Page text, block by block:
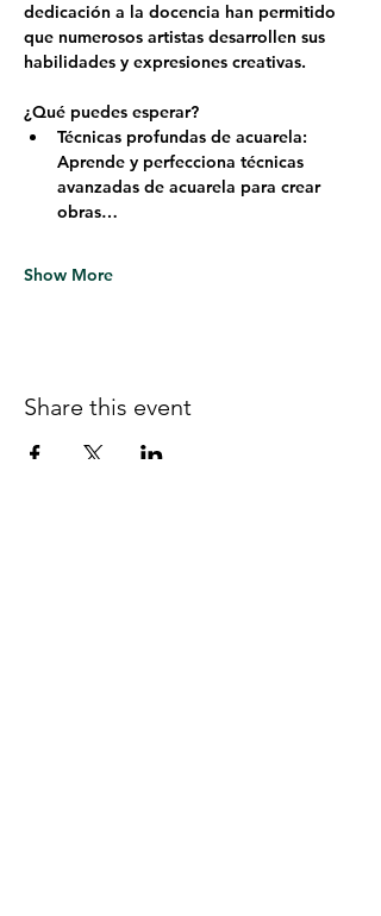
dedicación a la docencia han permitido
que numerosos artistas desarrollen sus
habilidades y expresiones creativas.
¿Qué puedes esperar?
Técnicas profundas de acuarela:
Aprende y perfecciona técnicas
avanzadas de acuarela para crear
obras…
Show More
Share this event